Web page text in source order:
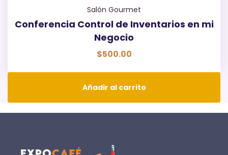
Salón Gourmet
Conferencia Control de Inventarios en mi
Negocio
$500.00
Añadir al carrito